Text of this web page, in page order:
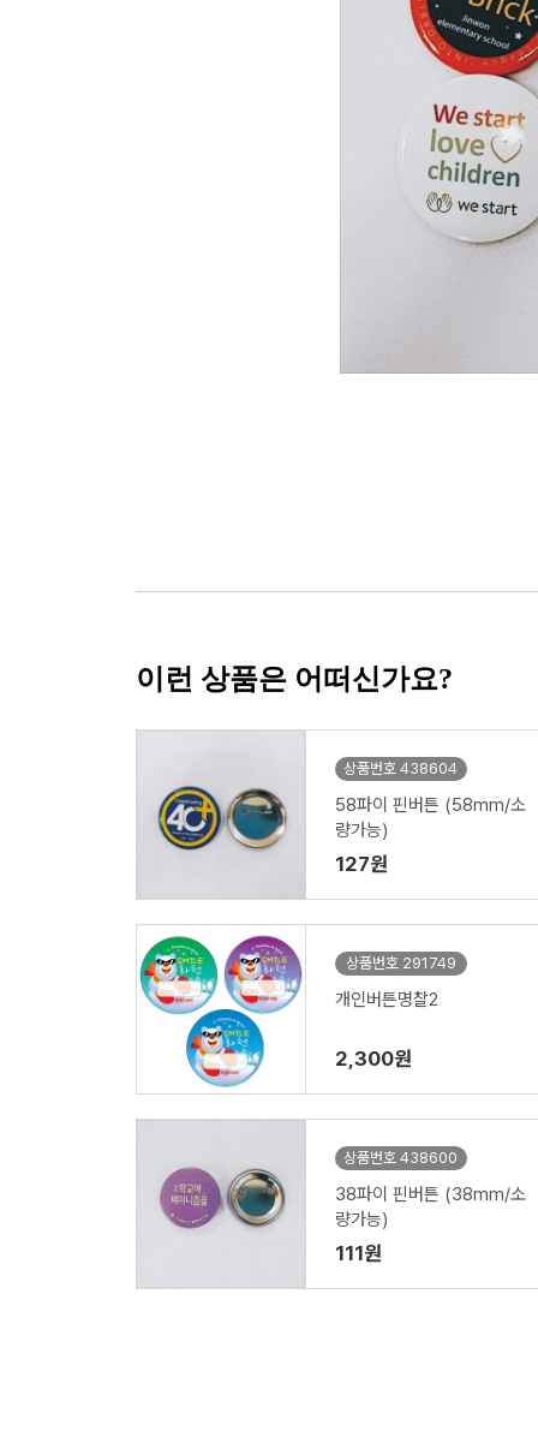
이런 상품은 어떠신가요?
상품번호 438604
58파이 핀버튼 (58mm/소
량가능)
127원
상품번호 291749
개인버튼명찰2
2,300원
상품번호 438600
38파이 핀버튼 (38mm/소
량가능)
111원